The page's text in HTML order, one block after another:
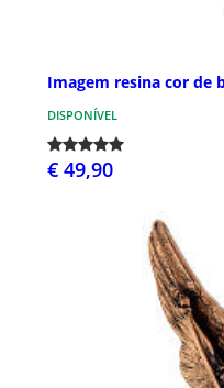
Imagem resina cor de
DISPONÍVEL
€ 49,90